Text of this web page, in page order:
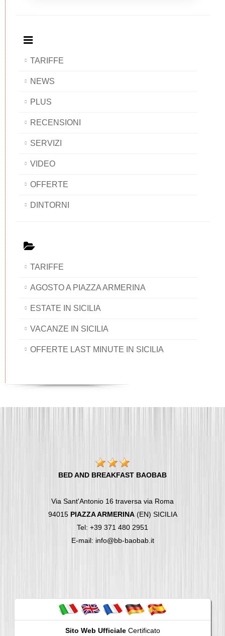
TARIFFE
NEWS
PLUS
RECENSIONI
SERVIZI
VIDEO
OFFERTE
DINTORNI
TARIFFE
AGOSTO A PIAZZA ARMERINA
ESTATE IN SICILIA
VACANZE IN SICILIA
OFFERTE LAST MINUTE IN SICILIA
BED AND BREAKFAST BAOBAB
Via Sant'Antonio 16 traversa via Roma
94015 PIAZZA ARMERINA(EN) SICILIA
Tel: +39 371 480 2951
E-mail: info@bb-baobab.it
Sito Web UfficialeCertificato